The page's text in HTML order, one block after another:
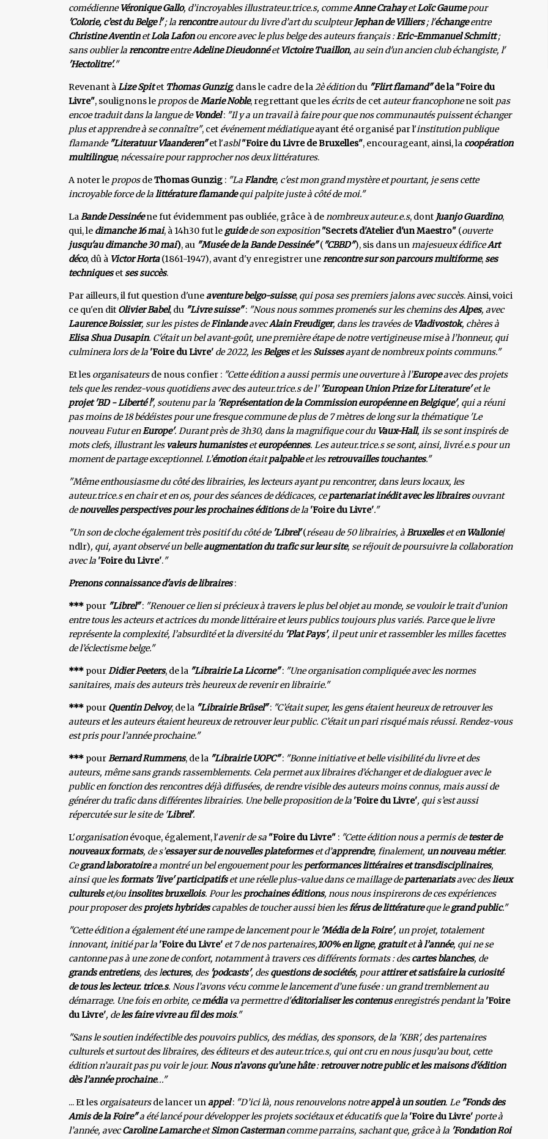
comédienneVéronique Gallo, d’incroyables illustrateur.trice.s, commeAnne CrahayetLoïc Gaumepour
'Colorie, c’est du Belge !'; larencontreautour du livre d’art du sculpteurJephan de Villiers; l'échangeentre
Christine AventinetLola Lafonou encore avec le plus belge des auteurs français :Eric-Emmanuel Schmitt;
sans oublier larencontreentreAdeline DieudonnéetVictoire Tuaillon, au sein d'un ancien club échangiste, l'
'Hectolitre'."
Revenant àLize Spit et Thomas Gunzig, dans le cadre de la2è éditiondu "Flirt flamand"de la "Foire du
Livre", soulignons le propos deMarie Noble, regrettant que les écritsde cetauteur francophonene soit pas
encoe traduit dans lalangue deVondel: "Il y a un travail à faire pour que nos communautés puissent échanger
plus et apprendre à se connaître", cet événement médiatiqueayant été organisé par l'institution publique
flamande"Literatuur Vlaanderen" et l'asbl"Foire du Livre de Bruxelles", encourageant, ainsi, la coopération
multilingue,nécessaire pour rapprocher nos deux littératures.
A noter le proposdeThomas Gunzig : "LaFlandre, c'est mon grand mystère et pourtant, je sens cette
incroyable force de lalittérature flamandequi palpite juste à côté de moi."
LaBande Dessinéene fut évidemment pas oubliée, grâce à denombreux auteur.e.s, dont Juanjo Guardino,
qui, le dimanche 16 mai, à 14h30 fut le guidedeson exposition"Secrets d'Atelier d'un Maestro" (ouverte
jusqu'au dimanche 30 mai), au "Musée de la Bande Dessinée"( "CBBD"), sis dans unmajesueux édificeArt
déco, dû à Victor Horta (1861-1947), avant d'y enregistrer unerencontre sur son parcours multiforme,ses
techniquesetses succès.
Par ailleurs, il fut question d'uneaventure belgo-suisse, qui posa ses premiers jalons avec succès. Ainsi, voici
ce qu'en dit Olivier Babel, du "Livre suisse": "Nous nous sommes promenés sur les chemins desAlpes, avec
Laurence Boissier, sur les pistes deFinlandeavecAlain Freudiger, dans les travées deVladivostok, chères à
Elisa ShuaDusapin. C'était un bel avant-goût, une première étape de notre vertigineuse mise à l’honneur, qui
culminera lors de la 'Foire du Livre' de 2022, lesBelgeset lesSuissesayant de nombreux points communs."
Et les organisateursde nous confier : "Cette édition a aussi permis une ouverture à l’Europeavec des projets
tels que les rendez-vous quotidiens avec des auteur.trice.s de l’ 'European Union Prize for Literature'et le
projet 'BD - Liberté !', soutenu par la 'Représentation de la Commission européenne en Belgique', qui a réuni
pas moins de 18 bédéistes pour une fresque commune de plus de 7 mètres de long sur la thématique 'Le
nouveau Futur enEurope'. Durant près de 3h30, dans la magnifique cour duVaux-Hall, ils se sont inspirés de
mots clefs, illustrant lesvaleurs humanisteseteuropéennes. Les auteur.trice.s se sont, ainsi, livré.e.s pour un
moment de partage exceptionnel. L’émotionétaitpalpableet lesretrouvailles touchantes."
"Même enthousiasme du côté des librairies, les lecteurs ayant pu rencontrer, dans leurs locaux, les
auteur.trice.s en chair et en os, pour des séances de dédicaces, cepartenariat inéditavec les librairesouvrant
denouvelles perspectives pour les prochaines éditionsde la 'Foire du Livre'."
"Un son de cloche également très positif du côté de'Librel' (réseau de 50 librairies, àBruxelleset en Wallonie/
ndlr), qui, ayant observé un belleaugmentation du trafic sur leur site, se réjouit de poursuivre la collaboration
avec la 'Foire du Livre'."
Prenons connaissance d'avis de libraires:
*** pour "Librel" : "Renouer ce lien si précieux à travers le plus bel objet au monde, se vouloir le trait d’union
entre tous les acteurs et actrices du monde littéraire et leurs publics toujours plus variés. Parce que le livre
représente la complexité, l’absurdité et la diversité du'Plat Pays', il peut unir et rassembler les milles facettes
de l’éclectisme belge."
*** pourDidier Peeters, de la "Librairie La Licorne": "Une organisation compliquée avec les normes
sanitaires, mais des auteurs très heureux de revenir en librairie."
*** pour Quentin Delvoy, de la "Librairie Brüsel": "C’était super, les gens étaient heureux de retrouver les
auteurs et les auteurs étaient heureux de retrouver leur public. C’était un pari risqué mais réussi. Rendez-vous
est pris pour l’année prochaine."
*** pourBernard Rummens, de la "Librairie UOPC": "Bonne initiative et belle visibilité du livre et des
auteurs, même sans grands rassemblements. Cela permet aux libraires d’échanger et de dialoguer avec le
public en fonction des rencontres déjà diffusées, de rendre visible des auteurs moins connus, mais aussi de
générer du trafic dans différentes librairies. Une belle proposition de la 'Foire du Livre', qui s’est aussi
répercutée sur le site de 'Librel'.
L'organisationévoque, également, l'avenir de sa "Foire du Livre" : "Cette édition nous a permis detester de
nouveaux formats, de s’essayer sur de nouvelles plateformeset d’apprendre, finalement, un nouveau métier.
Cegrand laboratoirea montré un bel engouement pour lesperformances littéraires et transdisciplinaires,
ainsi que lesformats 'live' participatifset une réelle plus-value dans ce maillage departenariatsavec deslieux
culturelset/ouinsolites bruxellois. Pour lesprochaines éditions, nous nous inspirerons de ces expériences
pour proposer desprojets hybridescapables de toucher aussi bien lesférus de littératureque legrand public."
"Cette édition a également été une rampe de lancement pour le'Média de la Foire', un projet, totalement
innovant, initié par la 'Foire du Livre' et 7 de nos partenaires,100% en ligne, gratuitetà l’année, qui ne se
cantonne pas à une zone de confort, notamment à travers ces différents formats : descartes blanches, de
grands entretiens, des lectures, des 'podcasts', desquestions de sociétés, pourattirer et satisfaire la curiosité
de tous les lecteur. trice.s. Nous l’avons vécu comme le lancement d’une fusée : un grand tremblement au
démarrage. Une fois en orbite, cemédiava permettre d'éditorialiser les contenusenregistrés pendant la 'Foire
du Livre', deles faire vivre au fil des mois."
"Sans le soutien indéfectible des pouvoirs publics, des médias, des sponsors, de la 'KBR', des partenaires
culturels et surtout des libraires, des éditeurs et des auteur.trice.s, qui ont cru en nous jusqu’au bout, cette
édition n’aurait pas pu voir le jour. Nous n’avons qu’une hâte:retrouver notre public et les maisons d'édition
dès l’année prochaine..."
... Et les orgaisateursde lancer unappel: "D’ici là, nous renouvelons notreappel à un soutien. Le "Fonds des
Amis de la Foire"a été lancé pour développer les projets sociétaux et éducatifs que la 'Foire du Livre' porte à
l’année, avecCaroline LamarcheetSimon Castermancomme parrains, sachant que, grâce à la 'Fondation Roi